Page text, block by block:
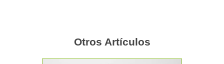
Otros Artículos